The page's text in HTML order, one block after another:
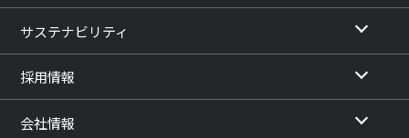
サステナビリティ
採用情報
会社情報